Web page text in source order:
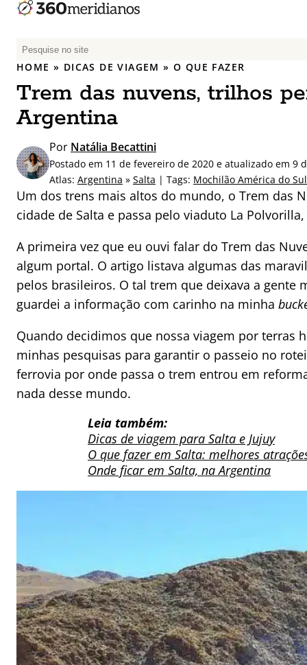
P
e
q
u
i
a
r
p
o
:
HOME » DICAS DE VIAGEM »O QUE FAZER
Trem das nuvens, trilhos
Argentina
Por Natália Becattini
Postado em 11 de fevereiro de 2020 e atualizado em 9
Atlas: Argentina » Salta | Tags: Mochilão América do Sul
Um dos trens mais altos do mundo, o Trem das
cidade de Salta e passa pelo viaduto La
A primeira vez que eu ouvi falar do Trem das
algum portal. O artigo listava algumas das
pelos brasileiros. O tal trem que deixava a
guardei a informação com carinho na minha
Quando decidimos que nossa viagem por terras
minhas pesquisas para garantir o passeio no
ferrovia por onde passa o trem entrou em
nada desse mundo.
Leia também:
Dicas de viagem para Salta e Jujuy
O que fazer em Salta: melhores
Onde ficar em Salta, na Argentina